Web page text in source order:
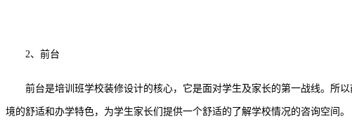
2、前台
前台是培训班学校装修设计的核心，它是面对学生及家长的第一战线。所以
境的舒适和办学特色，为学生家长们提供一个舒适的了解学校情况的咨询空间。